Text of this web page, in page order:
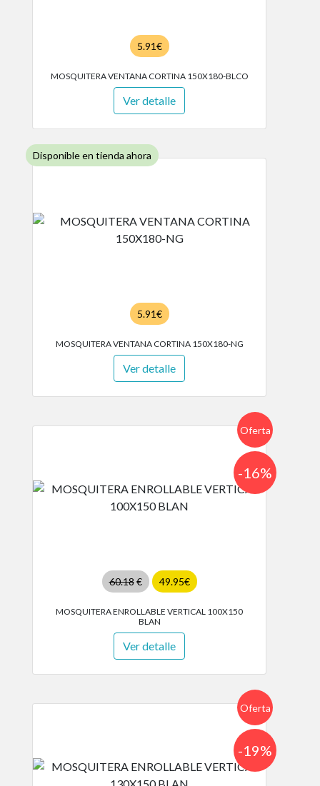
5.91€
MOSQUITERA VENTANA CORTINA 150X180-BLCO
Ver detalle
Disponible en tienda ahora
5.91€
MOSQUITERA VENTANA CORTINA 150X180-NG
Ver detalle
Oferta
60.18€ 49.95€
-16%
MOSQUITERA ENROLLABLE VERTICAL 100X150
BLAN
Ver detalle
Oferta
-19%